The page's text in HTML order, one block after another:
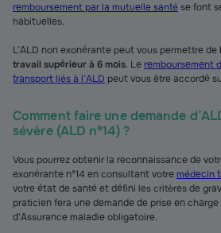
remboursement par la mutuelle santése font
habituelles.
L’ALD non exonérante peut vous permettre de
travail supérieur à 6 mois. Le remboursement
transport liés à l’ALD peut vous être accordé
Comment faire une demande
sévère (ALD n°14) ?
Vous pourrez obtenir la reconnaissance de
exonérante n°14 en consultant votre médecin
votre état de santé et défini les critères de
praticien fera une demande de prise en
d’Assurance maladie obligatoire.